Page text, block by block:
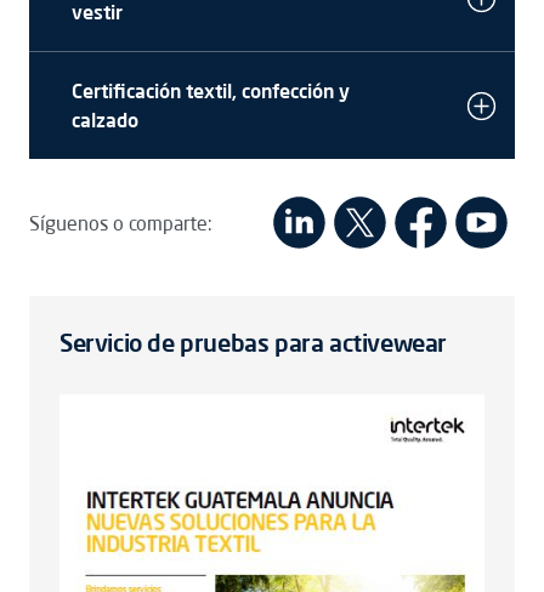
vestir
Certificación textil, confección y
calzado
Síguenos o comparte:
Servicio de pruebas para activewear